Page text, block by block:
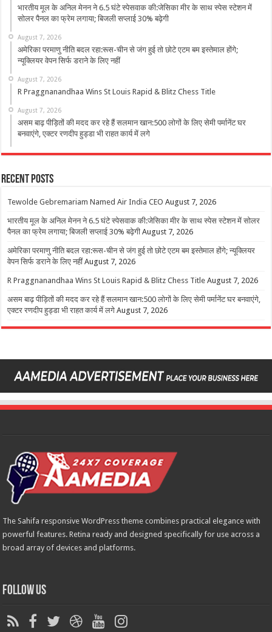
भारतीय मूल के अनिल मेनन ने 6.5 घंटे स्पेसवाक की:जेसिका मीर के साथ स्पेस स्टेशन में
सोलर पैनल का फ्रेम लगाया; बिजली सप्लाई 30% बढ़ेगी
August 7, 2026
अमेरिका परमाणु नीति बदल रहा:रूस-चीन से जंग हुई तो छोटे एटम बम इस्तेमाल होंगे;
न्यूक्लियर वेपन सिर्फ डराने के लिए नहीं
August 7, 2026
R Praggnanandhaa Wins St Louis Rapid & Blitz Chess Title
August 7, 2026
असम बाढ़ पीड़ितों की मदद कर रहे हैं सलमान खान:500 लोगों के लिए सेमी पर्मानेंट घर
बनवाएंगे, एक्टर रणदीप हुड्डा भी राहत कार्य में लगे
Recent Posts
Tewolde Gebremariam Named Air India CEO August 7, 2026
भारतीय मूल के अनिल मेनन ने 6.5 घंटे स्पेसवाक की:जेसिका मीर के साथ स्पेस स्टेशन में सोलर
पैनल का फ्रेम लगाया; बिजली सप्लाई 30% बढ़ेगी August 7, 2026
अमेरिका परमाणु नीति बदल रहा:रूस-चीन से जंग हुई तो छोटे एटम बम इस्तेमाल होंगे; न्यूक्लियर
वेपन सिर्फ डराने के लिए नहीं August 7, 2026
R Praggnanandhaa Wins St Louis Rapid & Blitz Chess Title August 7, 2026
असम बाढ़ पीड़ितों की मदद कर रहे हैं सलमान खान:500 लोगों के लिए सेमी पर्मानेंट घर बनवाएंगे,
एक्टर रणदीप हुड्डा भी राहत कार्य में लगे August 7, 2026
The Sahifa responsive WordPress theme combines practical elegance with
powerful features. Retina ready and designed specifically for use across a
broad array of devices and platforms.
Follow Us